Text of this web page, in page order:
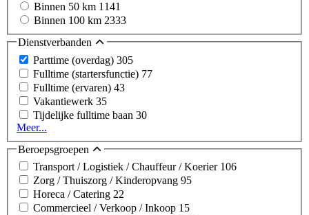
Binnen 50 km 1141
Binnen 100 km 2333
Dienstverbanden
Parttime (overdag) 305
Fulltime (startersfunctie) 77
Fulltime (ervaren) 43
Vakantiewerk 35
Tijdelijke fulltime baan 30
Meer...
Beroepsgroepen
Transport / Logistiek / Chauffeur / Koerier 106
Zorg / Thuiszorg / Kinderopvang 95
Horeca / Catering 22
Commercieel / Verkoop / Inkoop 15